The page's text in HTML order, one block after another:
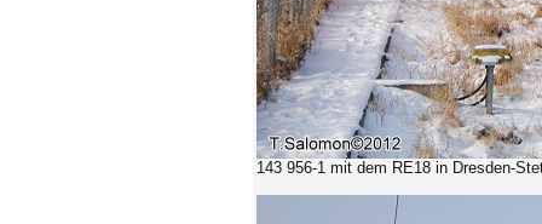
143 956-1 mit dem RE18 in Dresden-